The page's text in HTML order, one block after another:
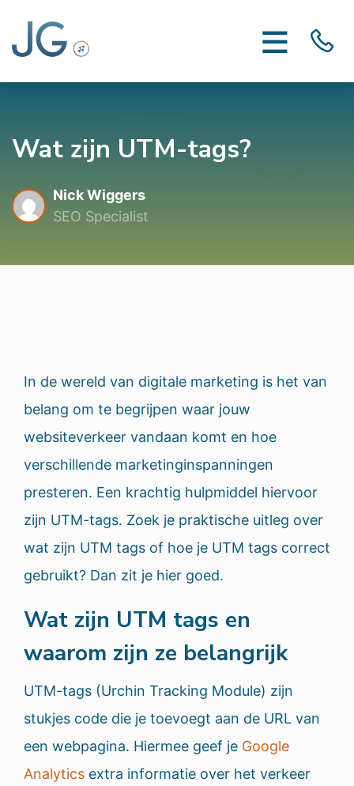
Wat zijn UTM-tags?
Nick Wiggers
SEO Specialist
In de wereld van digitale marketing is het van
belang om te begrijpen waar jouw
websiteverkeer vandaan komt en hoe
verschillende marketinginspanningen
presteren. Een krachtig hulpmiddel hiervoor
zijn UTM-tags. Zoek je praktische uitleg over
wat zijn UTM tags of hoe je UTM tags correct
gebruikt? Dan zit je hier goed.
Wat zijn UTM tags en
waarom zijn ze belangrijk
UTM-tags (Urchin Tracking Module) zijn
stukjes code die je toevoegt aan de URL van
een webpagina. Hiermee geef je Google
Analytics extra informatie over het verkeer